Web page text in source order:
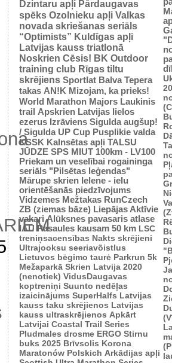
Dzintaru apļi Pārdaugavas
spēks Ozolnieku apļi Valkas
novada skriešanas seriāls
“Optimists” Kuldīgas apļi
Latvijas kauss triatlonā
Noskrien Cēsis! BK Outdoor
training club Rīgas tiltu
skrējiens Sportlat Balva Tepera
takas AN!K Mizojam, ka prieks!
World Marathon Majors Laukinis
trail Apskrien Latvijas lielos
ezerus Izrāviens Sigulda augšup!
/ Sigulda UP Cup Pusplikie valda
KSSK Kalnsētas apļi TALSU
JŪDZE SPS MIUT 100km - LV100
Priekam un veselībai rogaininga
seriāls "Pilsētas leģendas"
Mārupe skrien Ielene - ielu
orientēšanās piedzīvojums
Vidzemes Mežtakas RunCzech
ZB (ziemas bāze) Liepājas Aktīvie
vakari Alūksnes pavasaris atlase
IAU Pasaules kausam 50 km LSC
treniņsacensības Nakts skrējieni
Ultrajooksu seeriavõistlus
Lietuvos bėgimo taurė Parkrun 5k
Mežaparkā Skrien Latvija 2020
(nenotiek) VidusDaugavas
koptreniņi Suunto nedēļas
izaicinājums SuperHalfs Latvijas
kauss taku skrējienos Latvijas
kauss ultraskrējienos Apkārt
Latvijai Coastal Trail Series
Pludmales drosme ERGO Stirnu
buks 2025 Brīvsolis Korona
Maratonów Polskich Arkādijas apļi